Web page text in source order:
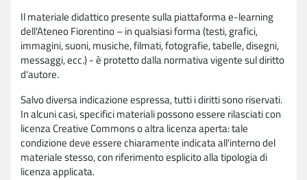
Il materiale didattico presente sulla piattaforma e-learning
dell'Ateneo Fiorentino – in qualsiasi forma (testi, grafici,
immagini, suoni, musiche, filmati, fotografie, tabelle, disegni,
messaggi, ecc.) - è protetto dalla normativa vigente sul diritto
d'autore.
Salvo diversa indicazione espressa, tutti i diritti sono riservati.
In alcuni casi, specifici materiali possono essere rilasciati con
licenza Creative Commons o altra licenza aperta: tale
condizione deve essere chiaramente indicata all'interno del
materiale stesso, con riferimento esplicito alla tipologia di
licenza applicata.